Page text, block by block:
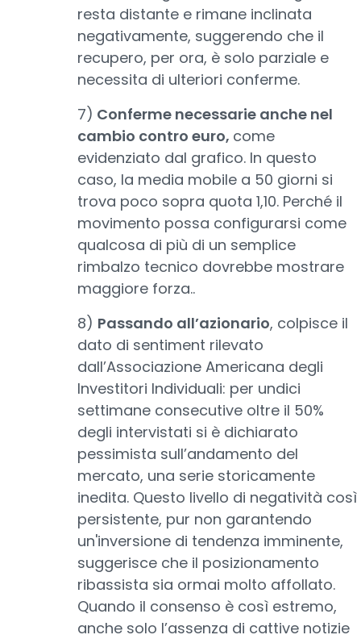
resta distante e rimane inclinata
negativamente, suggerendo che il
recupero, per ora, è solo parziale e
necessita di ulteriori conferme.
7) Conferme necessarie anche nel
cambio contro euro, come
evidenziato dal grafico. In questo
caso, la media mobile a 50 giorni si
trova poco sopra quota 1,10. Perché il
movimento possa configurarsi come
qualcosa di più di un semplice
rimbalzo tecnico dovrebbe mostrare
maggiore forza..
8) Passando all’azionario, colpisce il
dato di sentiment rilevato
dall’Associazione Americana degli
Investitori Individuali: per undici
settimane consecutive oltre il 50%
degli intervistati si è dichiarato
pessimista sull’andamento del
mercato, una serie storicamente
inedita. Questo livello di negatività così
persistente, pur non garantendo
un'inversione di tendenza imminente,
suggerisce che il posizionamento
ribassista sia ormai molto affollato.
Quando il consenso è così estremo,
anche solo l’assenza di cattive notizie